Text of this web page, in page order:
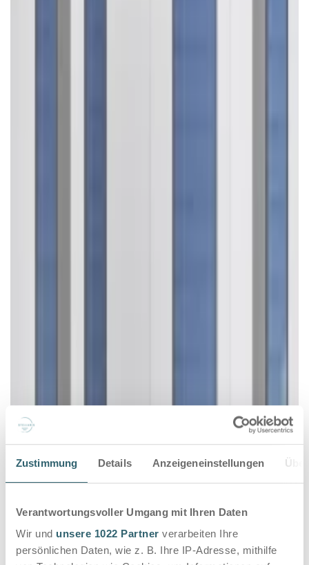
Zustimmung Details Anzeigeneinstellungen
Verantwortungsvoller Umgang mit Ihren Daten
Wir und unsere 1022 Partner verarbeiten Ihre
persönlichen Daten, wie z. B. Ihre IP-Adresse, mithilfe